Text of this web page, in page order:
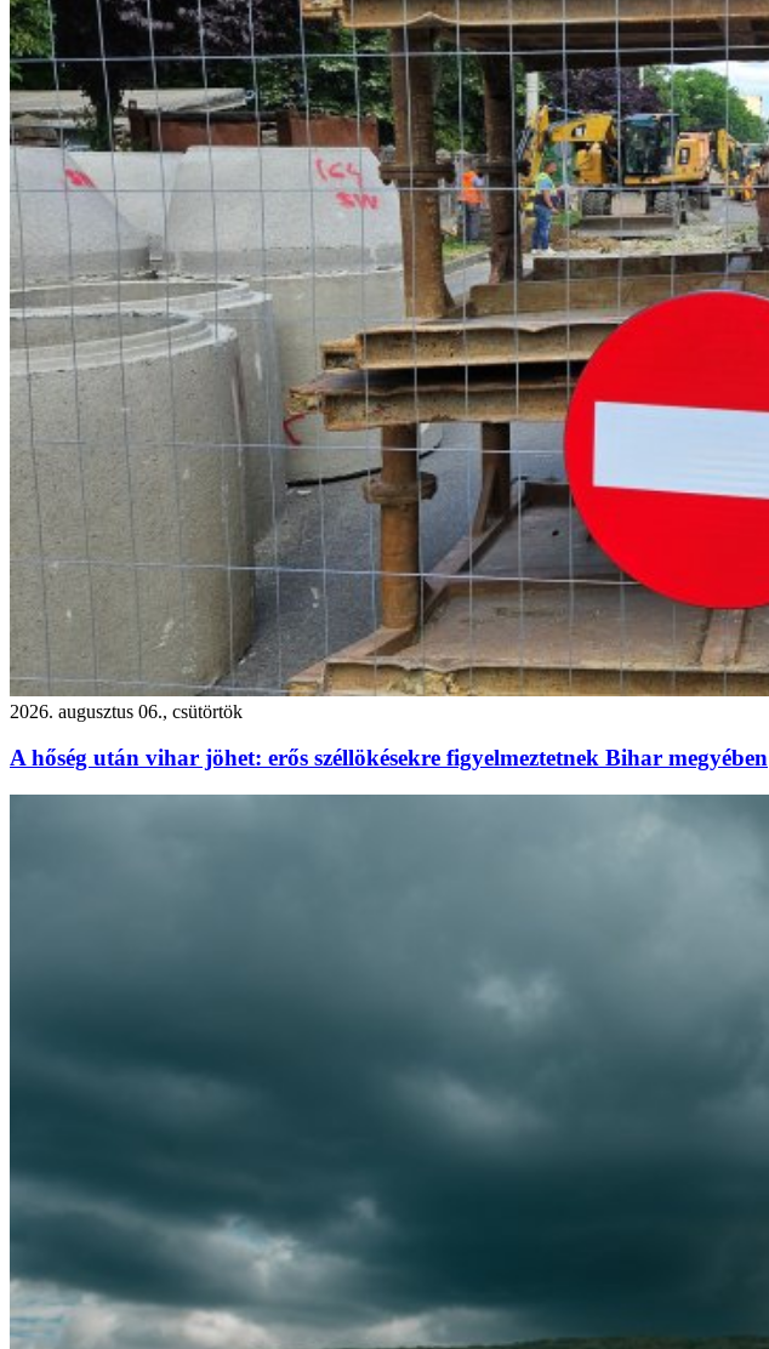
2026. augusztus 06., csütörtök
A hőség után vihar jöhet: erős széllökésekre figyelmeztetnek Bihar megyében